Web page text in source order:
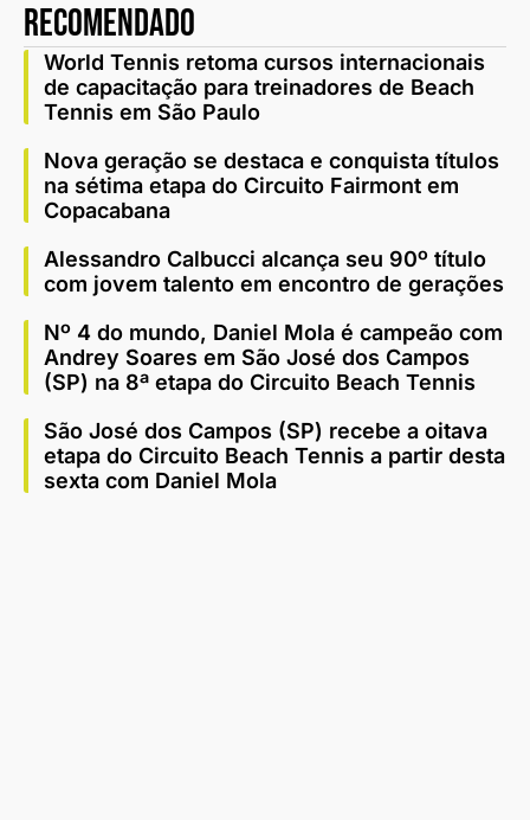
recomendado
World Tennis retoma cursos internacionais
de capacitação para treinadores de Beach
Tennis em São Paulo
Nova geração se destaca e conquista títulos
na sétima etapa do Circuito Fairmont em
Copacabana
Alessandro Calbucci alcança seu 90º título
com jovem talento em encontro de gerações
Nº 4 do mundo, Daniel Mola é campeão com
Andrey Soares em São José dos Campos
(SP) na 8ª etapa do Circuito Beach Tennis
São José dos Campos (SP) recebe a oitava
etapa do Circuito Beach Tennis a partir desta
sexta com Daniel Mola